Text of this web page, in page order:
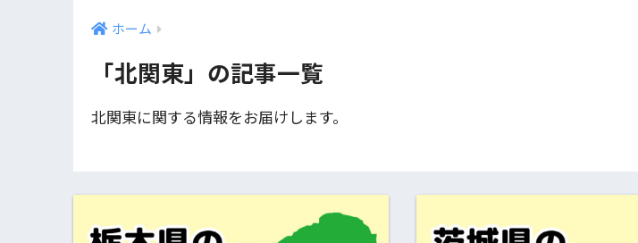
ホーム
「北関東」の記事一覧
北関東に関する情報をお届けします。